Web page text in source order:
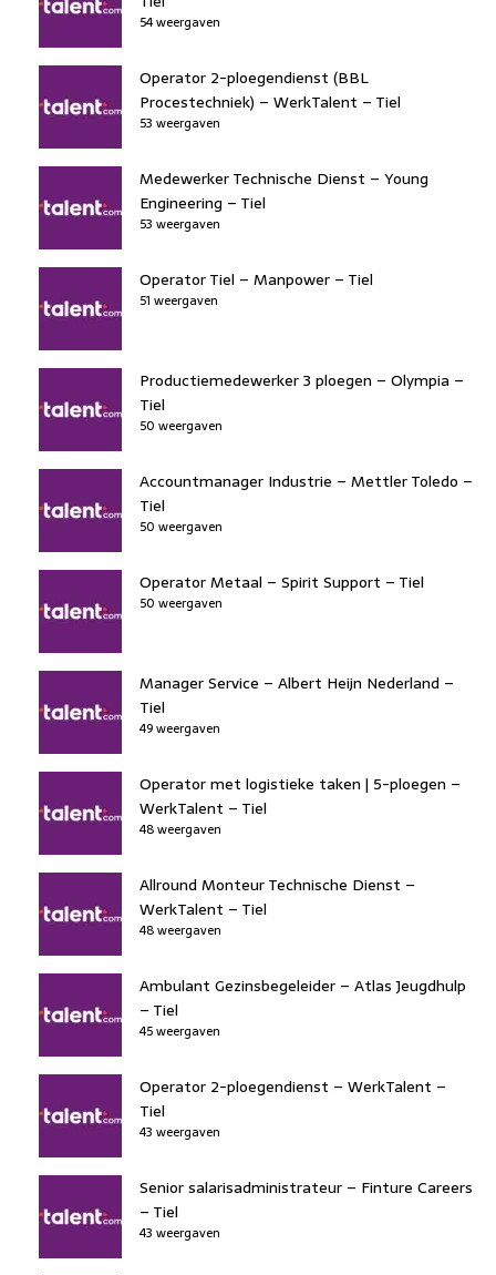
54 weergaven
Operator 2-ploegendienst (BBL
Procestechniek) – WerkTalent – Tiel
53 weergaven
Medewerker Technische Dienst – Young
Engineering – Tiel
53 weergaven
Operator Tiel – Manpower – Tiel
51 weergaven
Productiemedewerker 3 ploegen – Olympia –
Tiel
50 weergaven
Accountmanager Industrie – Mettler Toledo –
Tiel
50 weergaven
Operator Metaal – Spirit Support – Tiel
50 weergaven
Manager Service – Albert Heijn Nederland –
Tiel
49 weergaven
Operator met logistieke taken | 5-ploegen –
WerkTalent – Tiel
48 weergaven
Allround Monteur Technische Dienst –
WerkTalent – Tiel
48 weergaven
Ambulant Gezinsbegeleider – Atlas Jeugdhulp
– Tiel
45 weergaven
Operator 2-ploegendienst – WerkTalent –
Tiel
43 weergaven
Senior salarisadministrateur – Finture Careers
– Tiel
43 weergaven